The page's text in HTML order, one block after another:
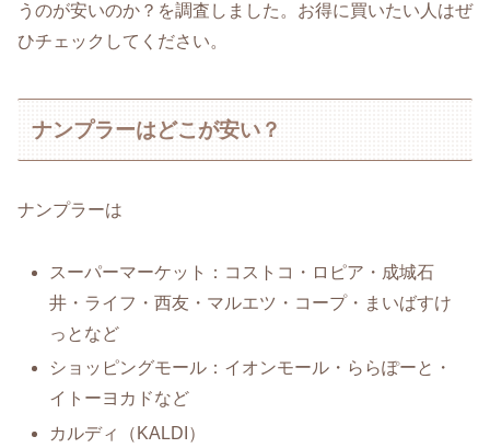
うのが安いのか？を調査しました。お得に買いたい人はぜ
ひチェックしてください。
ナンプラーはどこが安い？
ナンプラーは
スーパーマーケット：コストコ・ロピア・成城石
井・ライフ・西友・マルエツ・コープ・まいばすけ
っとなど
ショッピングモール：イオンモール・ららぽーと・
イトーヨカドなど
カルディ（KALDI）